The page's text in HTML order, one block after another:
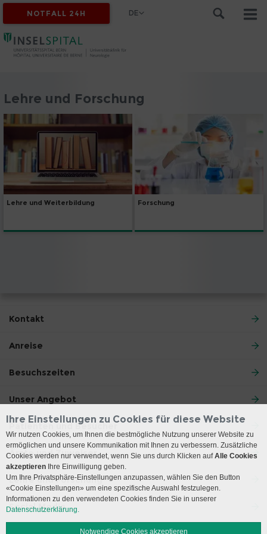
NOTFALL 24H DE
Lehre und Forschung
Lehre und Weiterbildung Forschung
Kontakt
Anreise
Besuchszeiten
Unser Angebot
Patienten und Besucher
Ärzte und Zuweiser
Lehre und Forschung
Social Media
Ihre Einstellungen zu Cookies für diese Website
Wir nutzen Cookies, um Ihnen die bestmögliche Nutzung unserer Website zu
ermöglichen und unsere Kommunikation mit Ihnen zu verbessern. Zusätzliche
Cookies werden nur verwendet, wenn Sie uns durch Klicken aufAlle Cookies
akzeptieren Ihre Einwilligung geben.
Um Ihre Privatsphäre-Einstellungen anzupassen, wählen Sie den Button
«Cookie Einstellungen» um eine spezifische Auswahl festzulegen.
Informationen zu den verwendeten Cookies finden Sie in unserer
Datenschutzerklärung.
Notwendige Cookies akzeptieren